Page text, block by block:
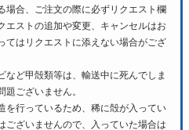
場合、ご注文の際に必ずリクエスト欄
エストの追加や変更、キャンセルはお
てはリクエストに添えない場合がござ
ど甲殻類等は、輸送中に死んでしま
ございません。
行っているため、稀に殻が入ってい
ございませんので、入っていた場合は